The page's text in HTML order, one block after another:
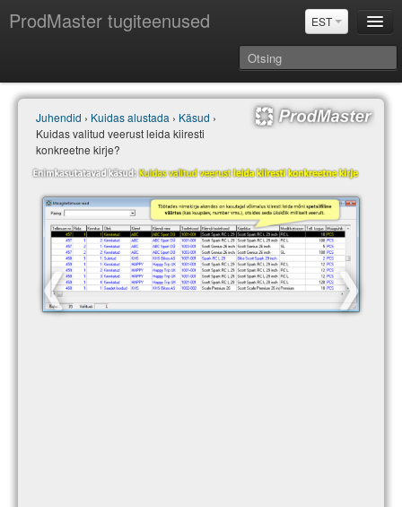
ProdMaster tugiteenused EST
Juhendid
Versiooniuuendused
Power BI & Merit Aktiva (EST)
Juhendid › Kuidas alustada › Käsud ›
Kuidas valitud veerust leida kiiresti
konkreetne kirje?